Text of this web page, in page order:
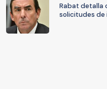
Rabat detalla
solicitudes de